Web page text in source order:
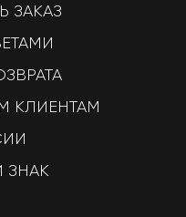
ЗАКАЗ
КЛИЕНТАМ
ЗНАК